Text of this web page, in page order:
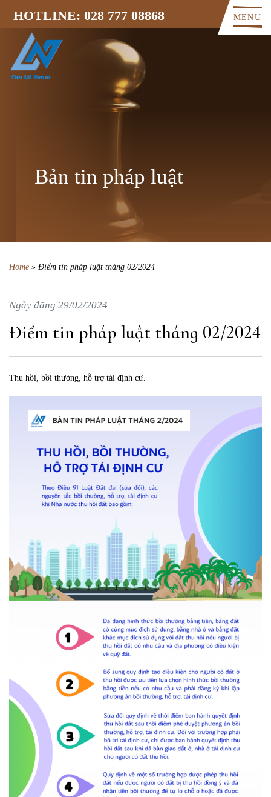
HOTLINE: 028 777 08868 MENU
Bản tin pháp luật
Home » Điểm tin pháp luật tháng 02/2024
Ngày đăng 29/02/2024
Điểm tin pháp luật tháng 02/2024
Thu hồi, bồi thường, hỗ trợ tái định cư.